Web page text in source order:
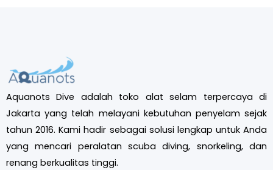
Aquanots Dive adalah toko alat selam terpercaya di
Jakarta yang telah melayani kebutuhan penyelam sejak
tahun 2016. Kami hadir sebagai solusi lengkap untuk Anda
yang mencari peralatan scuba diving, snorkeling, dan
renang berkualitas tinggi.